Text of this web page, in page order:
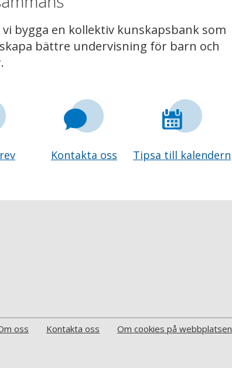
bygga en kollektiv kunskapsbank som
bättre undervisning för barn och
Kontakta oss Tipsa till kalendern
oss Kontakta oss Om cookies på webbplatsen